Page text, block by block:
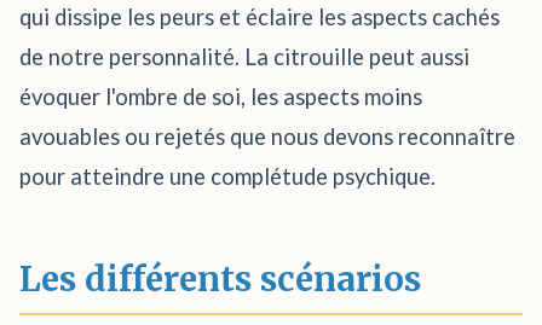
qui dissipe les peurs et éclaire les aspects cachés
de notre personnalité. La citrouille peut aussi
évoquer l'ombre de soi, les aspects moins
avouables ou rejetés que nous devons reconnaître
pour atteindre une complétude psychique.
Les différents scénarios